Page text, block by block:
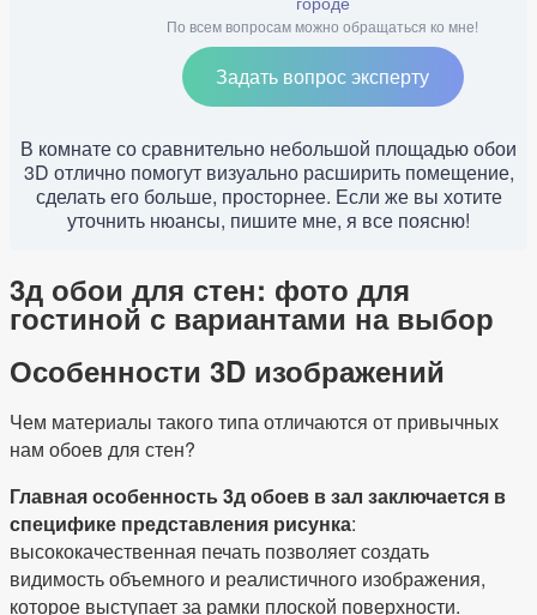
По всем вопросам можно обращаться ко мне!
Задать вопрос эксперту
В комнате со сравнительно небольшой площадью обои
3D отлично помогут визуально расширить помещение,
сделать его больше, просторнее. Если же вы хотите
уточнить нюансы, пишите мне, я все поясню!
3д обои для стен: фото для
гостиной с вариантами на выбор
Особенности 3D изображений
Чем материалы такого типа отличаются от привычных
нам обоев для стен?
Главная особенность 3д обоев в зал заключается в
специфике представления рисунка:
высококачественная печать позволяет создать
видимость объемного и реалистичного изображения,
которое выступает за рамки плоской поверхности.